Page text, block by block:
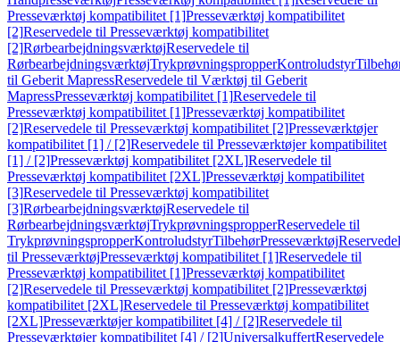
Presseværktøj kompatibilitet [1]Presseværktøj kompatibilitet
[2]Reservedele til Presseværktøj kompatibilitet
[2]RørbearbejdningsværktøjReservedele til
RørbearbejdningsværktøjTrykprøvningspropperKontroludstyr
til Geberit MapressReservedele til Værktøj til Geberit
MapressPresseværktøj kompatibilitet [1]Reservedele til
Presseværktøj kompatibilitet [1]Presseværktøj kompatibilitet
[2]Reservedele til Presseværktøj kompatibilitet [2]Presseværktøjer
kompatibilitet [1] / [2]Reservedele til Presseværktøjer kompatibilitet
[1] / [2]Presseværktøj kompatibilitet [2XL]Reservedele til
Presseværktøj kompatibilitet [2XL]Presseværktøj kompatibilitet
[3]Reservedele til Presseværktøj kompatibilitet
[3]RørbearbejdningsværktøjReservedele til
RørbearbejdningsværktøjTrykprøvningspropperReservedele til
TrykprøvningspropperKontroludstyrTilbehørPresseværktøj
til PresseværktøjPresseværktøj kompatibilitet [1]Reservedele til
Presseværktøj kompatibilitet [1]Presseværktøj kompatibilitet
[2]Reservedele til Presseværktøj kompatibilitet [2]Presseværktøj
kompatibilitet [2XL]Reservedele til Presseværktøj kompatibilitet
[2XL]Presseværktøjer kompatibilitet [4] / [2]Reservedele til
Presseværktøjer kompatibilitet [4] / [2]UniversalkuffertReservedele